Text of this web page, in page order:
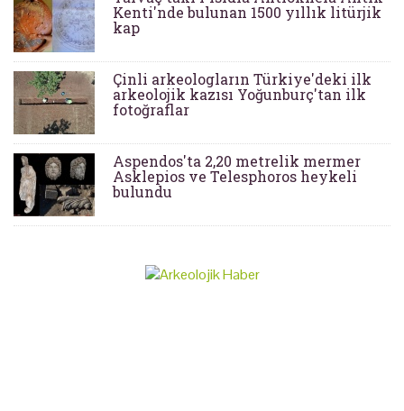
Kenti'nde bulunan 1500 yıllık litürjik
kap
Çinli arkeologların Türkiye'deki ilk
arkeolojik kazısı Yoğunburç'tan ilk
fotoğraflar
Aspendos'ta 2,20 metrelik mermer
Asklepios ve Telesphoros heykeli
bulundu